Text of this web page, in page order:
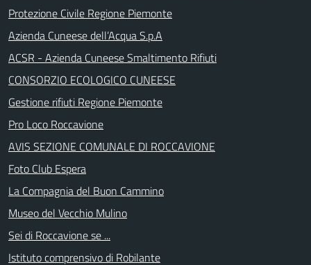
Protezione Civile Regione Piemonte
Azienda Cuneese dell’Acqua S.p.A
ACSR - Azienda Cuneese Smaltimento Rifiuti
CONSORZIO ECOLOGICO CUNEESE
Gestione rifiuti Regione Piemonte
Pro Loco Roccavione
AVIS SEZIONE COMUNALE DI ROCCAVIONE
Foto Club Espera
La Compagnia del Buon Cammino
Museo del Vecchio Mulino
Sei di Roccavione se ...
Istituto comprensivo di Robilante